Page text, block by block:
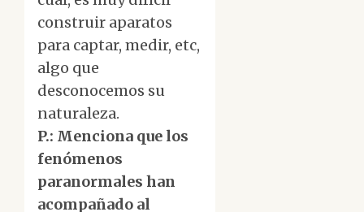
construir aparatos
para captar, medir, etc,
algo que
desconocemos su
naturaleza.
P.: Menciona que los
fenómenos
paranormales han
acompañado al